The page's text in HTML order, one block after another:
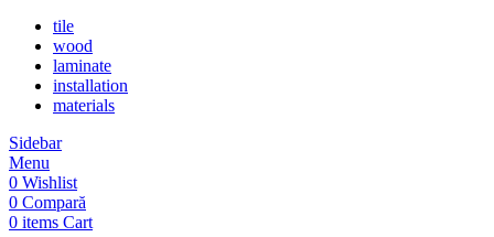
tile
wood
laminate
installation
materials
Sidebar
Menu
0 Wishlist
0 Compară
0 items Cart